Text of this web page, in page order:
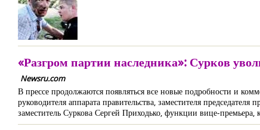
«Разгром партии наследника»: Сурков
Newsru.com
В прессе продолжаются появляться все новые подробности и
руководителя аппарата правительства, заместителя
заместитель Суркова Сергей Приходько, функции вице-